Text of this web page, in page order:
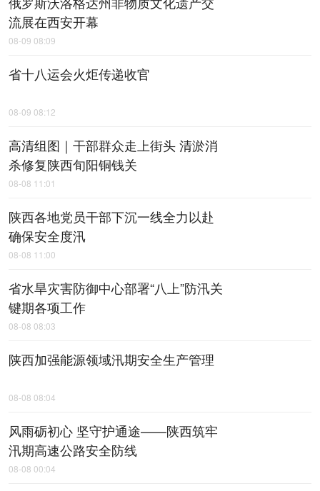
流展在西安开幕
08-09 08:09
省十八运会火炬传递收官
08-09 08:12
高清组图｜干部群众走上街头 清淤消
杀修复陕西旬阳铜钱关
08-08 11:01
陕西各地党员干部下沉一线全力以赴
确保安全度汛
08-08 11:00
省水旱灾害防御中心部署“八上”防汛关
键期各项工作
08-08 08:03
陕西加强能源领域汛期安全生产管理
08-08 08:04
风雨砺初心 坚守护通途——陕西筑牢
汛期高速公路安全防线
08-08 00:04